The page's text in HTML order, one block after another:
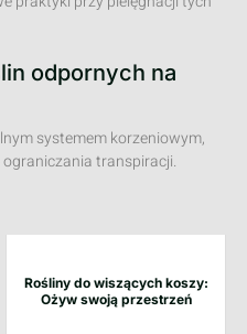
odpornych na
systemem korzeniowym,
transpiracji.
Rośliny do wiszących koszy:
Ożyw swoją przestrzeń